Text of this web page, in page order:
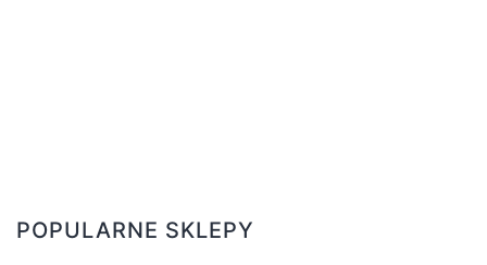
POPULARNE SKLEPY